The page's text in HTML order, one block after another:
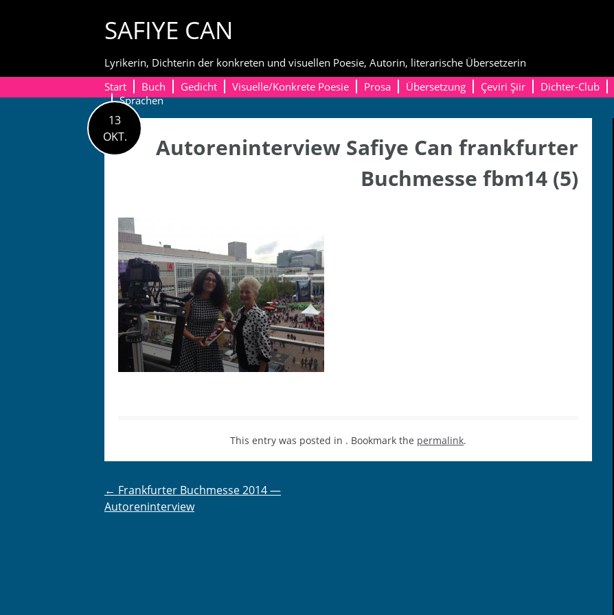
SAFIYE CAN
Lyrikerin, Dichterin der konkreten und visuellen Poesie, Autorin, literarische Übersetzerin
Start
Buch Gedicht Visuelle/Konkrete Poesie Prosa Übersetzung Çeviri Şiir Dichter-Club
Sprachen
13
OKT.
Autoreninterview Safiye Can frankfurter
Buchmesse fbm14 (5)
This entry was posted in . Bookmark the permalink.
Post
← Frankfurter Buchmesse 2014 —
Autoreninterview